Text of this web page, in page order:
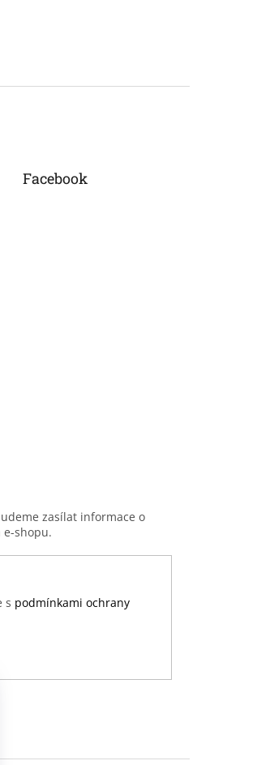
Facebook
zasílat informace o
e-shopu.
s podmínkami ochrany